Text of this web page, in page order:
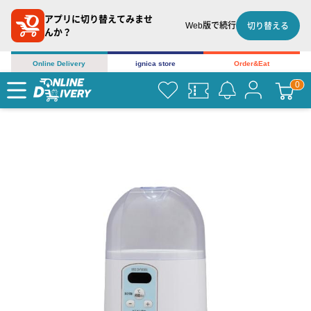
アプリに切り替えてみませ
んか？
Web版で続行 切り替える
Online Delivery ignica store Order&Eat